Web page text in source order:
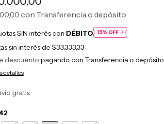
con Transferencia o depósito
SIN interés con DÉBITO
sin interés de $33.333,33
descuento pagando con Transferencia o depósito
detalles
gratis